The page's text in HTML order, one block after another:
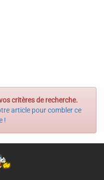
critères de recherche.
article pour combler ce
!